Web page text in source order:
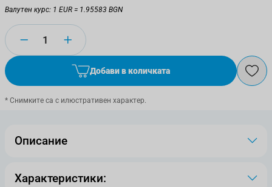
Валутен курс: 1 EUR = 1.95583 BGN
Количество
Добави в количката
* Снимките са с илюстративен характер.
Описание
Характеристики: